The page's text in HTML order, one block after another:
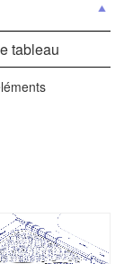
tableau